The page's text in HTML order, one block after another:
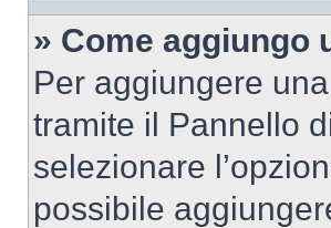
» Come aggiungo
Per aggiungere
tramite il Pannello
selezionare
possibile